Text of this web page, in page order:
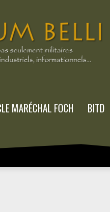
MARÉCHAL FOCH BITD